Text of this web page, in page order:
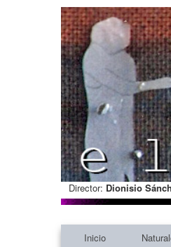
Director: Dionisio
Inicio